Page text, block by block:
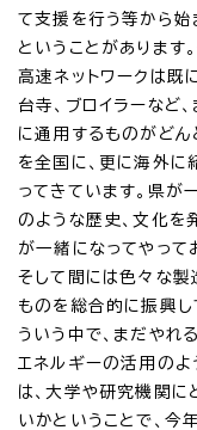
て支援を行う等から始
ということがあります
高速ネットワークは既
台寺、ブロイラーなど
に通用するものがどん
を全国に、更に海外に
ってきています。県が
のような歴史、文化を
が一緒になってやって
そして間には色々な製
ものを総合的に振興し
ういう中で、まだやれ
エネルギーの活用のよ
は、大学や研究機関に
いかということで、今